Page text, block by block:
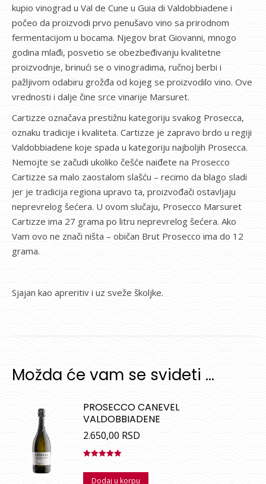
kupio vinograd u Val de Cune u Guia di Valdobbiadene i
počeo da proizvodi prvo penušavo vino sa prirodnom
fermentacijom u bocama. Njegov brat Giovanni, mnogo
godina mlađi, posvetio se obezbeđivanju kvalitetne
proizvodnje, brinući se o vinogradima, ručnoj berbi i
pažljivom odabiru grožđa od kojeg se proizvodilo vino. Ove
vrednosti i dalje čine srce vinarije Marsuret.
Cartizze označava prestižnu kategoriju svakog Prosecca,
oznaku tradicije i kvaliteta. Cartizze je zapravo brdo u regiji
Valdobbiadene koje spada u kategoriju najboljih Prosecca.
Nemojte se začudi ukoliko češće naiđete na Prosecco
Cartizze sa malo zaostalom slašću – recimo da blago sladi
jer je tradicija regiona upravo ta, proizvođači ostavljaju
neprevrelog šećera. U ovom slučaju, Prosecco Marsuret
Cartizze ima 27 grama po litru neprevrelog šećera. Ako
Vam ovo ne znači ništa – običan Brut Prosecco ima do 12
grama.
Sjajan kao apreritiv i uz sveže školjke.
Možda će vam se svideti …
PROSECCO CANEVEL
VALDOBBIADENE
2.650,00 RSD
sa5.00od
Dodaj u korpu